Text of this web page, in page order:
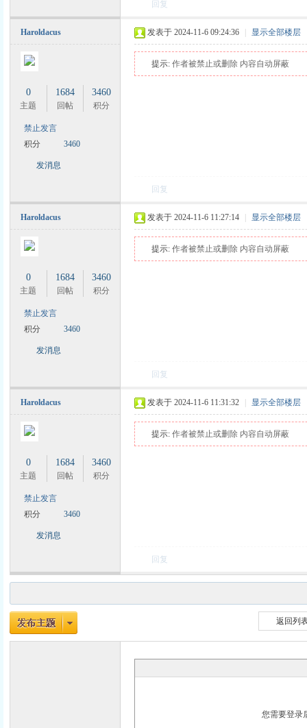
回复
Haroldacus
0
主题
1684
回帖
3460
积分
禁止发言
积分
3460
发消息
发表于 2024-11-6 09:24:36 显示全部楼层
提示: 作者被禁止或删除 内容自动屏蔽
回复
Haroldacus
0
主题
1684
回帖
3460
积分
禁止发言
积分
3460
发消息
发表于 2024-11-6 11:27:14 显示全部楼层
提示: 作者被禁止或删除 内容自动屏蔽
回复
Haroldacus
0
主题
1684
回帖
3460
积分
禁止发言
积分
3460
发消息
发表于 2024-11-6 11:31:32 显示全部楼层
提示: 作者被禁止或删除 内容自动屏蔽
回复
返回列
您需要登录